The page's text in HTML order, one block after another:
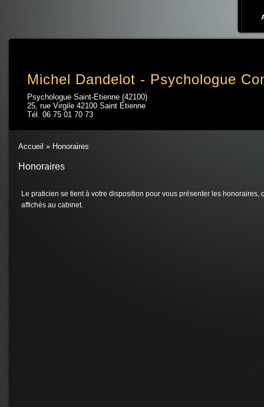
Aller au contenu principal
Michel Dandelot - Psychologue
Psychologue Saint-Etienne (42100)
25, rue Virgile 42100 Saint Étienne
Tél. 06 75 01 70 73
Accueil » Honoraires
Honoraires
Le praticien se tient à votre disposition pour vous présenter les honoraires,
affichés au cabinet.